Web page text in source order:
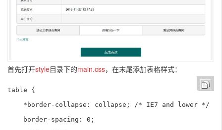
首先打开style目录下的main.css，在末尾添加表格样式：
table {
    *border-collapse: collapse; /* IE7 and lower */
    border-spacing: 0;